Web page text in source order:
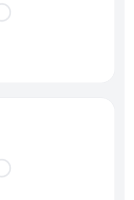
Loading...
Loading...